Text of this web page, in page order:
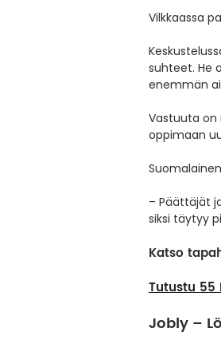
Vilkkaassa
suhteet. He
enemmän
Vastuuta on
oppimaan
– Päättäjät
siksi täytyy
Katso
Tutustu 55
Jobly –